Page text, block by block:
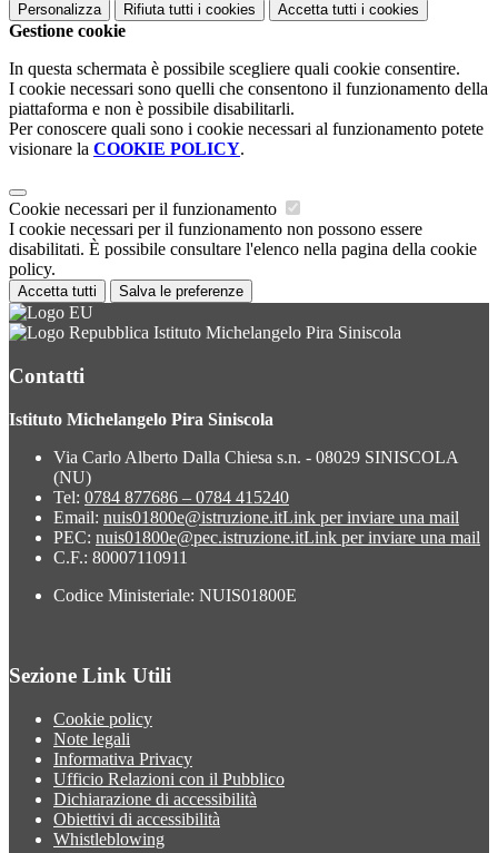
Personalizza Rifiuta tutti i cookies Accetta tutti i cookies
Gestione cookie
In questa schermata è possibile scegliere quali cookie consentire.
I cookie necessari sono quelli che consentono il funzionamento della
piattaforma e non è possibile disabilitarli.
Per conoscere quali sono i cookie necessari al funzionamento potete
visionare la COOKIE POLICY.
Cookie necessari per il funzionamento
I cookie necessari per il funzionamento non possono essere
disabilitati. È possibile consultare l'elenco nella pagina della cookie
policy.
Accetta tutti Salva le preferenze
Istituto Michelangelo Pira Siniscola
Contatti
Istituto Michelangelo Pira Siniscola
Via Carlo Alberto Dalla Chiesa s.n. - 08029 SINISCOLA
(NU)
Tel: 0784 877686 – 0784 415240
Email: nuis01800e@istruzione.itLink per inviare una mail
PEC: nuis01800e@pec.istruzione.itLink per inviare una mail
C.F.: 80007110911
Codice Ministeriale: NUIS01800E
Sezione Link Utili
Cookie policy
Note legali
Informativa Privacy
Ufficio Relazioni con il Pubblico
Dichiarazione di accessibilità
Obiettivi di accessibilità
Whistleblowing